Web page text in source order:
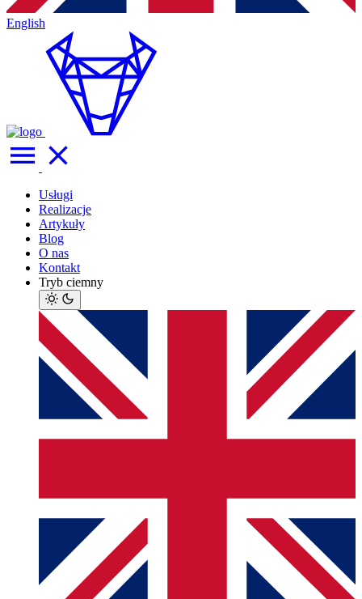
English
Usługi
Realizacje
Artykuły
Blog
O nas
Kontakt
Tryb ciemny